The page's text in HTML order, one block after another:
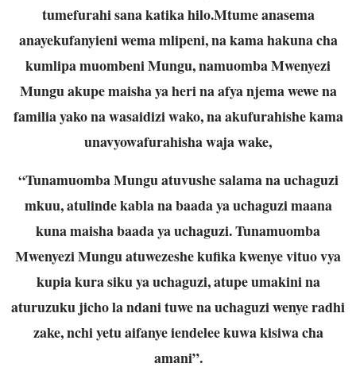
tumefurahi sana katika hilo.Mtume anasema
anayekufanyieni wema mlipeni, na kama hakuna cha
kumlipa muombeni Mungu, namuomba Mwenyezi
Mungu akupe maisha ya heri na afya njema wewe na
familia yako na wasaidizi wako, na akufurahishe kama
unavyowafurahisha waja wake,
“Tunamuomba Mungu atuvushe salama na uchaguzi
mkuu, atulinde kabla na baada ya uchaguzi maana
kuna maisha baada ya uchaguzi. Tunamuomba
Mwenyezi Mungu atuwezeshe kufika kwenye vituo vya
kupia kura siku ya uchaguzi, atupe umakini na
aturuzuku jicho la ndani tuwe na uchaguzi wenye radhi
zake, nchi yetu aifanye iendelee kuwa kisiwa cha
amani”.